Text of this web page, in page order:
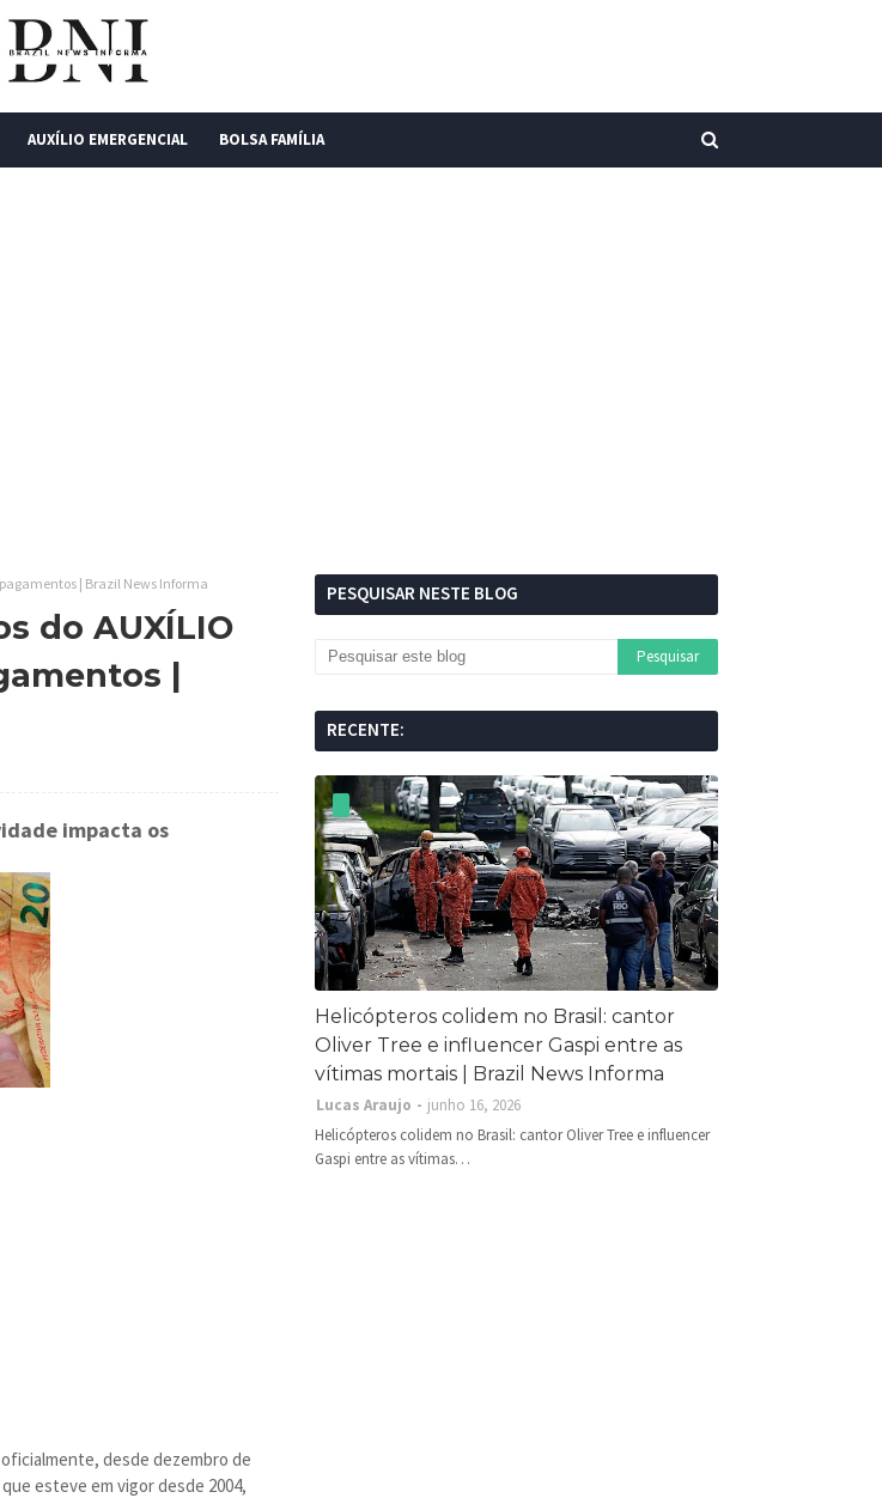
AUXÍLIO EMERGENCIAL BOLSA FAMÍLIA
| Brazil News Informa
do AUXÍLIO
|
impacta os
desde dezembro de
que esteve em vigor desde 2004,
PESQUISAR NESTE BLOG
RECENTE:
Helicópteros colidem no Brasil: cantor
Oliver Tree e influencer Gaspi entre as
vítimas mortais | Brazil News Informa
Lucas Araujo
junho 16, 2026
Helicópteros colidem no Brasil: cantor Oliver Tree e influencer
Gaspi entre as vítimas…